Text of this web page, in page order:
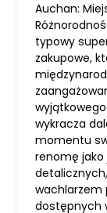
Auchan:
typowy
zakupowe,
wykracza
momentu
renomę jako
wachlarzem
dostępnych